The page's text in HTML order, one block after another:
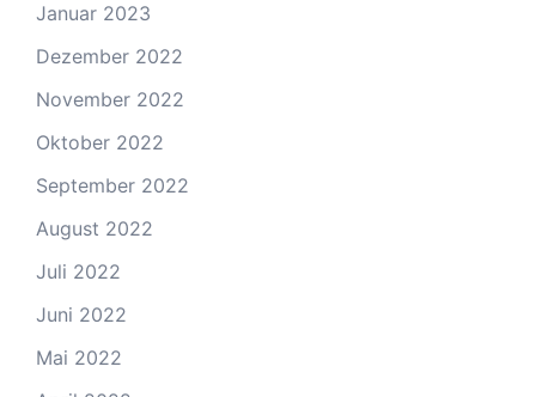
Januar 2023
Dezember 2022
November 2022
Oktober 2022
September 2022
August 2022
Juli 2022
Juni 2022
Mai 2022